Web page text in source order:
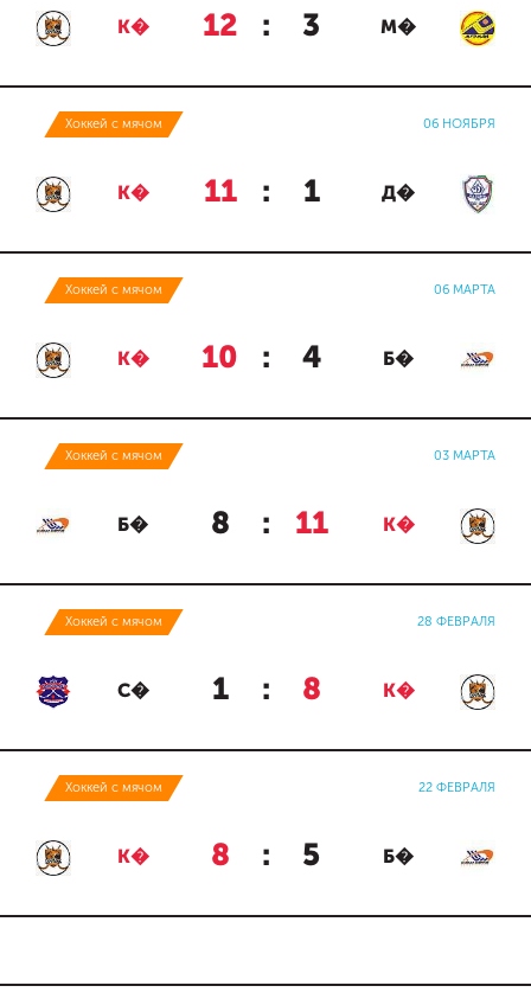
К� 12 : 3 М�
Хоккей с мячом 06 НОЯБРЯ
К� 11 : 1 Д�
Хоккей с мячом 06 МАРТА
К� 10 : 4 Б�
Хоккей с мячом 03 МАРТА
Б� 8 : 11 К�
Хоккей с мячом 28 ФЕВРАЛЯ
С� 1 : 8 К�
Хоккей с мячом 22 ФЕВРАЛЯ
К� 8 : 5 Б�